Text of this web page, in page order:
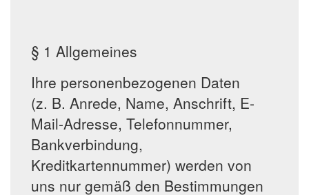
§ 1 Allgemeines
Ihre personenbezogenen Daten
(z. B. Anrede, Name, Anschrift, E-
Mail-Adresse, Telefonnummer,
Bankverbindung,
Kreditkartennummer) werden von
uns nur gemäß den Bestimmungen